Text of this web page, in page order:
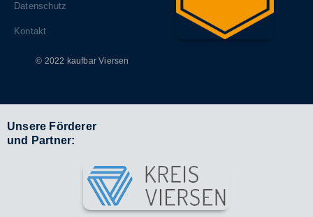
Datenschutz
Kontakt
© 2022 kaufbar Viersen
Unsere Förderer
und Partner: